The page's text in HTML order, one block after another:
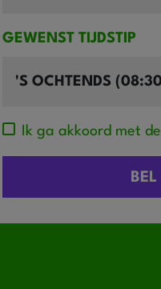
GEWENST TIJDSTIP
Ik ga akkoord met de